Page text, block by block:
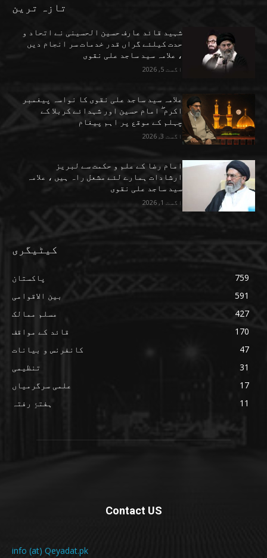
تازہ ترین
شہید قائد عارف حسین الحسینی نے اتحاد و
حدت کیلئے گراں قدر خدمات سر انجام دیں
، علامہ سید ساجد علی نقوی
اگست 5, 2026
علامہ سید ساجد علی نقوی کا نواسہ پیغمبر
اکرم ۖ امام حسین اور شہدائے کربلا کے
چہلم کے موقع پر اہم پیغام
اگست 3, 2026
امام رضا کے علم و حکمت سے لبریز
ارشادات ہمارے لئے مشعل راہ ہیں ، علامہ
سید ساجد علی نقوی
اگست 1, 2026
کیٹیگری
پاکستان
759
بین الاقوامی
591
مسلم ممالک
427
قائد کے مواقف
170
کانفرنس و بیانات
47
تنظیمی
31
علمی سرگرمیاں
17
ہفتۂِ رفتہ
11
Contact US
info (at) Qeyadat.pk